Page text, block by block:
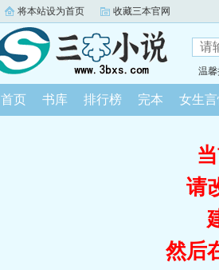
将本站设为首页 收藏三本官网
温
首页 书库 排行榜 完本 女生
请
然后